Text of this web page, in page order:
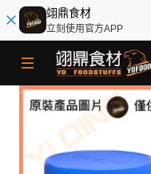
翊鼎食材
立刻使用官方APP